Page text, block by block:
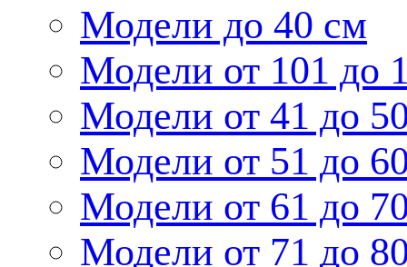
Модели до 40 см
Модели от 101 до
Модели от 41 до
Модели от 51 до
Модели от 61 до
Модели от 71 до